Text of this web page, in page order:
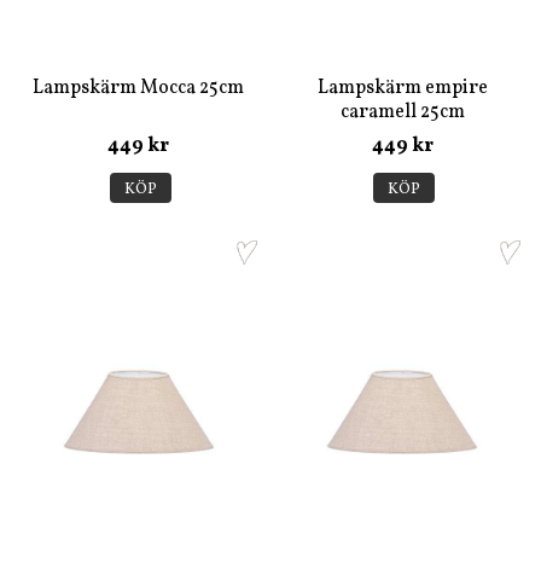
Lampskärm Mocca 25cm
449 kr
KÖP
Lampskärm empire
caramell 25cm
449 kr
KÖP